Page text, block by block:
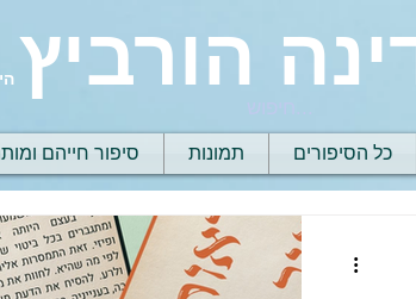
הורביץ
כל הסיפורים תמונות סיפור חייהם